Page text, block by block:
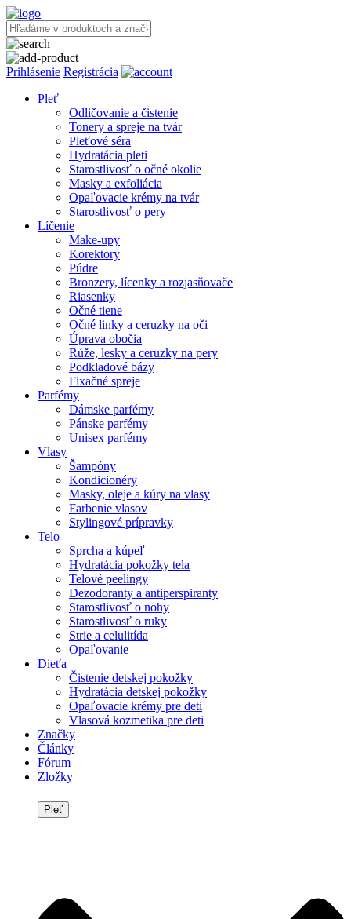
Prihlásenie Registrácia
Pleť
Odličovanie a čistenie
Tonery a spreje na tvár
Pleťové séra
Hydratácia pleti
Starostlivosť o očné okolie
Masky a exfoliácia
Opaľovacie krémy na tvár
Starostlivosť o pery
Líčenie
Make-upy
Korektory
Púdre
Bronzery, lícenky a rozjasňovače
Riasenky
Očné tiene
Očné linky a ceruzky na oči
Úprava obočia
Rúže, lesky a ceruzky na pery
Podkladové bázy
Fixačné spreje
Parfémy
Dámske parfémy
Pánske parfémy
Unisex parfémy
Vlasy
Šampóny
Kondicionéry
Masky, oleje a kúry na vlasy
Farbenie vlasov
Stylingové prípravky
Telo
Sprcha a kúpeľ
Hydratácia pokožky tela
Telové peelingy
Dezodoranty a antiperspiranty
Starostlivosť o nohy
Starostlivosť o ruky
Strie a celulitída
Opaľovanie
Dieťa
Čistenie detskej pokožky
Hydratácia detskej pokožky
Opaľovacie krémy pre deti
Vlasová kozmetika pre deti
Značky
Články
Fórum
Zložky
Pleť